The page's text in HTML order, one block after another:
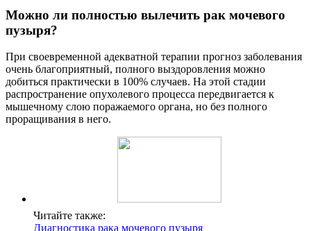
Можно ли полностью вылечить рак мочевого
пузыря?
При своевременной адекватной терапии прогноз заболевания
очень благоприятный, полного выздоровления можно
добиться практически в 100% случаев. На этой стадии
распространение опухолевого процесса передвигается к
мышечному слою поражаемого органа, но без полного
проращивания в него.
Читайте также:
Диагностика рака мочевого пузыря